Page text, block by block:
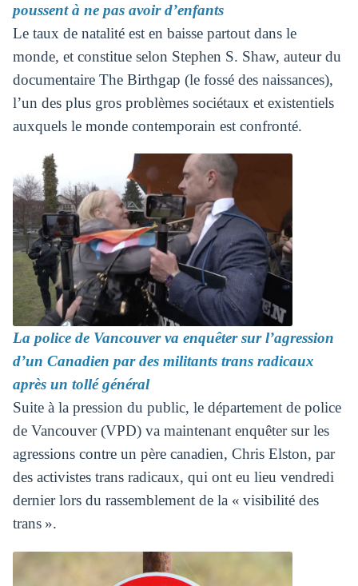
poussent à ne pas avoir d’enfants
Le taux de natalité est en baisse partout dans le
monde, et constitue selon Stephen S. Shaw, auteur du
documentaire The Birthgap (le fossé des naissances),
l’un des plus gros problèmes sociétaux et existentiels
auxquels le monde contemporain est confronté.
La police de Vancouver va enquêter sur l’agression
d’un Canadien par des militants trans radicaux
après un tollé général
Suite à la pression du public, le département de police
de Vancouver (VPD) va maintenant enquêter sur les
agressions contre un père canadien, Chris Elston, par
des activistes trans radicaux, qui ont eu lieu vendredi
dernier lors du rassemblement de la « visibilité des
trans ».